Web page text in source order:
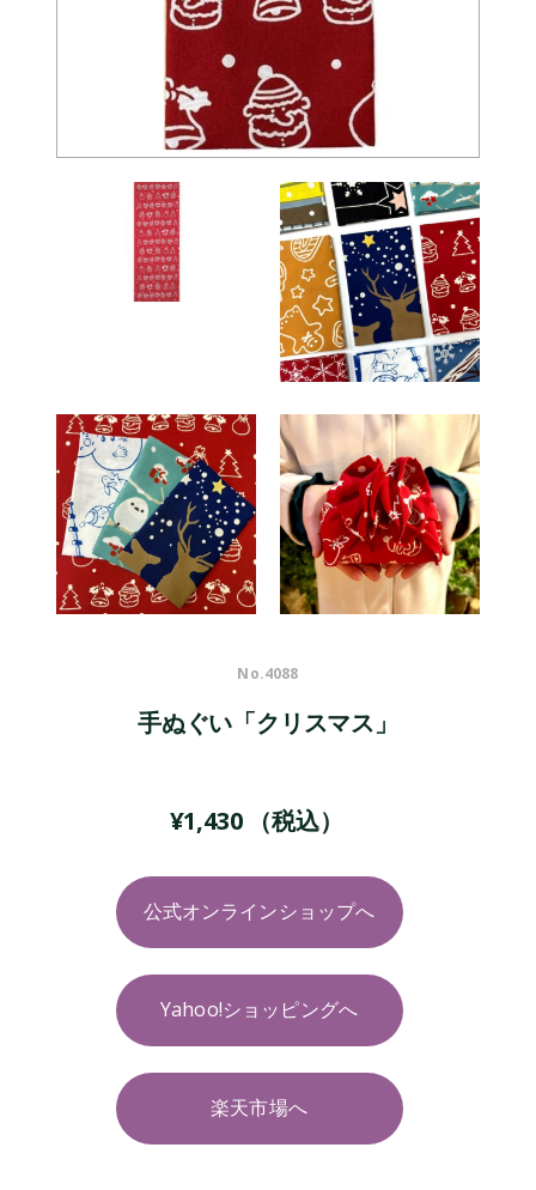
No.4088
手ぬぐい「クリスマス」
¥1,430 （税込）
公式オンラインショップへ
Yahoo!ショッピングへ
楽天市場へ